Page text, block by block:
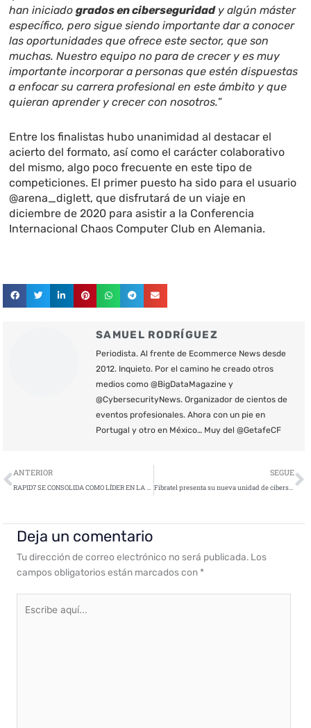
han iniciadogrados en ciberseguridady algún máster
específico, pero sigue siendo importante dar a conocer
las oportunidades que ofrece este sector, que son
muchas. Nuestro equipo no para de crecer y es muy
importante incorporar a personas que estén dispuestas
a enfocar su carrera profesional en este ámbito y que
quieran aprender y crecer con nosotros.”
Entre los finalistas hubo unanimidad al destacar el
acierto del formato, así como el carácter colaborativo
del mismo, algo poco frecuente en este tipo de
competiciones. El primer puesto ha sido para el usuario
@arena_diglett, que disfrutará de un viaje en
diciembre de 2020 para asistir a la Conferencia
Internacional Chaos Computer Club en Alemania.
SAMUEL RODRÍGUEZ
Periodista. Al frente de Ecommerce News desde
2012. Inquieto. Por el camino he creado otros
medios como @BigDataMagazine y
@CybersecurityNews. Organizador de cientos de
eventos profesionales. Ahora con un pie en
Portugal y otro en México… Muy del @GetafeCF
Ant
ANTERIOR
RAPID7 SE CONSOLIDA COMO LÍDER EN LA TECNOLOGÍA SIEM, SEGÚN GARTNER
SEGUE
Fibratel presenta su nueva unidad de ciberseguridad
Deja un comentario
Tu dirección de correo electrónico no será publicada. Los
campos obligatorios están marcados con *
aquí...